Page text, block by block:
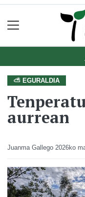
⛅ EGURALDIA
aurrean
Juanma Gallego 2026ko